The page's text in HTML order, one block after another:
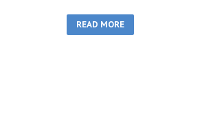
READ MORE